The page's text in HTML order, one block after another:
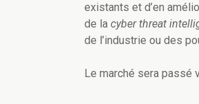
existants et d’en
de la cyber threat
de l’industrie ou des
Le marché sera passé